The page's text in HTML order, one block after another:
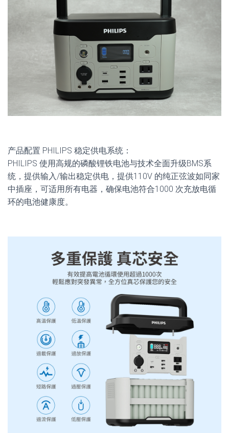
产品配置 PHILIPS 稳定供电系统：
PHILIPS 使用高规的磷酸锂铁电池与技术全面升级BMS系
统，提供输入/输出稳定供电，提供110V 的纯正弦波如同家
中插座，可适用所有电器，确保电池符合1000 次充放电循
环的电池健康度。